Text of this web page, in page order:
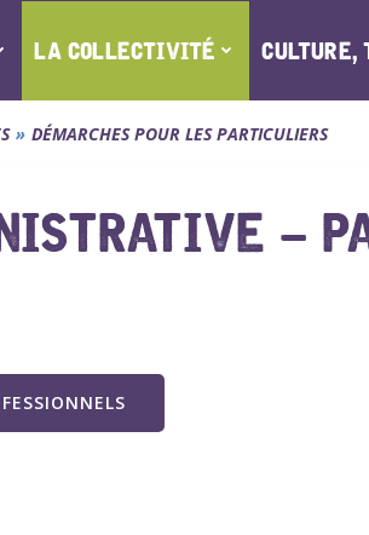
LA COLLECTIVITÉ CULTURE,
DÉMARCHES POUR LES PARTICULIERS
–